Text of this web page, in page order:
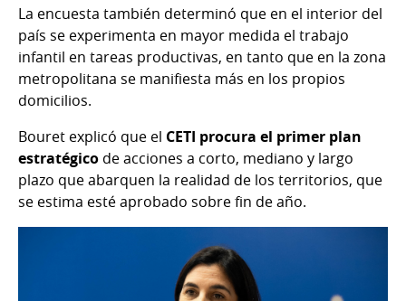
La encuesta también determinó que en el interior del
país se experimenta en mayor medida el trabajo
infantil en tareas productivas, en tanto que en la zona
metropolitana se manifiesta más en los propios
domicilios.
Bouret explicó que el CETI procura el primer plan
estratégico de acciones a corto, mediano y largo
plazo que abarquen la realidad de los territorios, que
se estima esté aprobado sobre fin de año.